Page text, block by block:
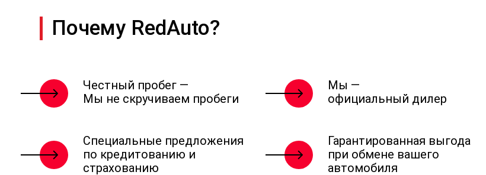
Почему RedAuto?
Честный пробег —
Мы не скручиваем пробеги
Мы —
официальный дилер
Специальные предложения
по кредитованию и
страхованию
Гарантированная выгода
при обмене вашего
автомобиля